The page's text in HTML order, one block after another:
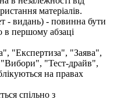
матеріалів.
- видань) - повинна бути
в першому абзаці
"Експертиза", "Заява",
"Тест-драйв",
на правах
спільно з